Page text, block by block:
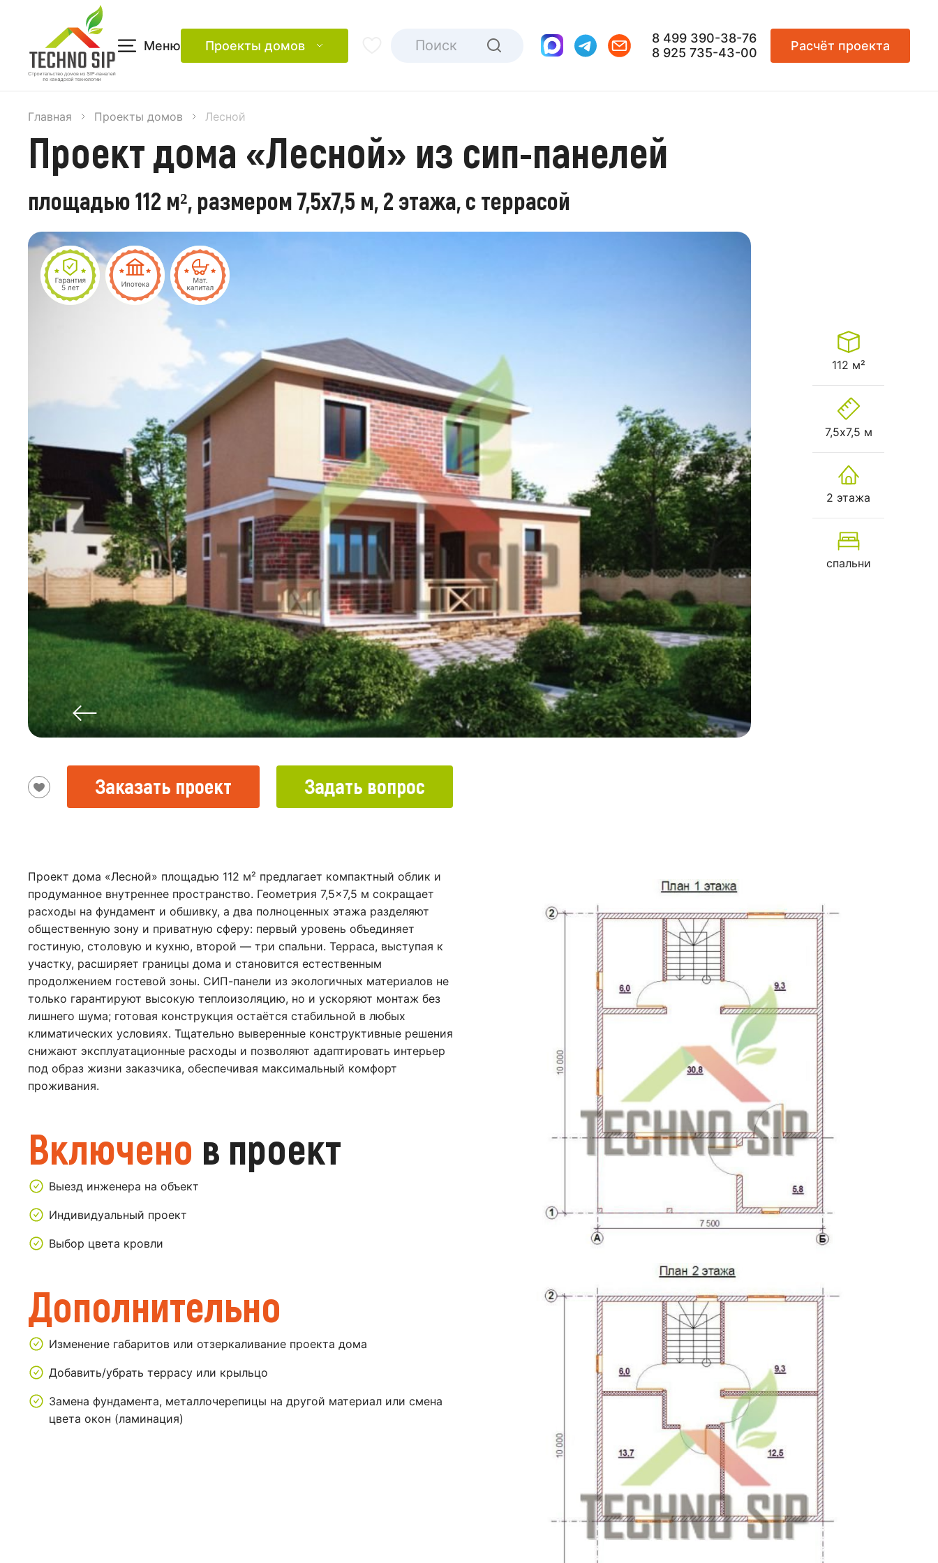
Меню Проекты домов
8 499 390-38-76
8 925 735-43-00
Расчёт проекта
Главная Проекты домов Лесной
Проект дома «Лесной» из сип-панелей
площадью 112 м², размером 7,5х7,5 м, 2 этажа, с террасой
112 м²
7,5х7,5 м
2 этажа
спальни
Заказать проект Задать вопрос
Проект дома «Лесной» площадью 112 м² предлагает компактный облик и
продуманное внутреннее пространство. Геометрия 7,5×7,5 м сокращает
расходы на фундамент и обшивку, а два полноценных этажа разделяют
общественную зону и приватную сферу: первый уровень объединяет
гостиную, столовую и кухню, второй — три спальни. Терраса, выступая к
участку, расширяет границы дома и становится естественным
продолжением гостевой зоны. СИП-панели из экологичных материалов не
только гарантируют высокую теплоизоляцию, но и ускоряют монтаж без
лишнего шума; готовая конструкция остаётся стабильной в любых
климатических условиях. Тщательно выверенные конструктивные решения
снижают эксплуатационные расходы и позволяют адаптировать интерьер
под образ жизни заказчика, обеспечивая максимальный комфорт
проживания.
Включено в проект
Выезд инженера на объект
Индивидуальный проект
Выбор цвета кровли
Дополнительно
Изменение габаритов или отзеркаливание проекта дома
Добавить/убрать террасу или крыльцо
Замена фундамента, металлочерепицы на другой материал или смена
цвета окон (ламинация)